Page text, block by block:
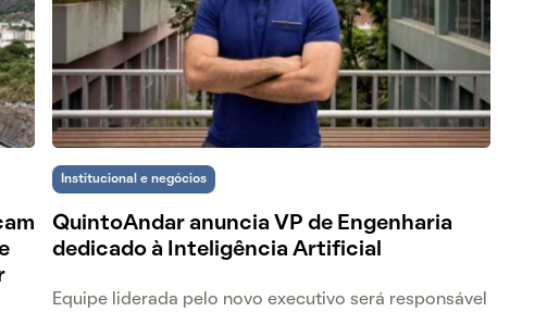
Institucional e negócios
QuintoAndar anuncia VP de Engenharia
dedicado à Inteligência Artificial
Equipe liderada pelo novo executivo será responsável